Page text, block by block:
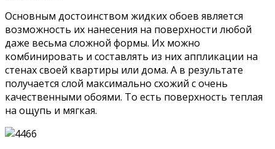
Основным достоинством жидких обоев является
возможность их нанесения на поверхности любой
даже весьма сложной формы. Их можно
комбинировать и составлять из них аппликации на
стенах своей квартиры или дома. А в результате
получается слой максимально схожий с очень
качественными обоями. То есть поверхность теплая
на ощупь и мягкая.